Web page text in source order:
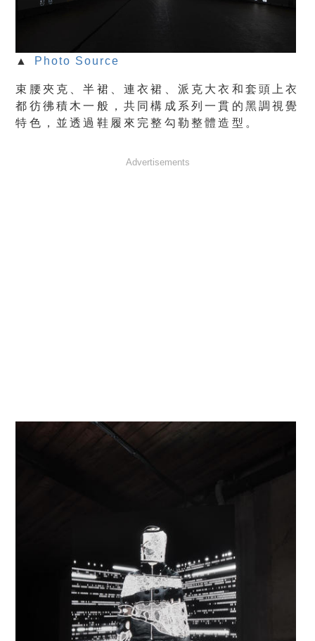
▲ Photo Source
束腰夾克、半裙、連衣裙、派克大衣和套頭上衣
都彷彿積木一般，共同構成系列一貫的黑調視覺
特色，並透過鞋履來完整勾勒整體造型。
Advertisements